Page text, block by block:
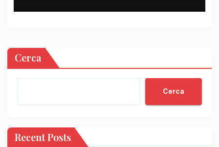
Cerca
Cerca
Recent Posts